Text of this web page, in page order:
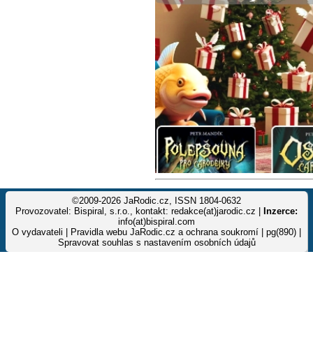
©2009-2026 JaRodic.cz, ISSN 1804-0632
Provozovatel: Bispiral, s.r.o., kontakt: redakce(at)jarodic.cz |
Inzerce:
info(at)bispiral.com
O vydavateli
Pravidla webu JaRodic.cz a ochrana soukromí | pg(890) |
Spravovat souhlas s nastavením osobních údajů